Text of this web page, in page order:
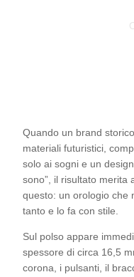
Quando un brand
materiali futuristici,
solo ai sogni e un
sono”, il risultato merita
questo: un orologio che
tanto e lo fa con stile.
Sul polso appare
spessore di circa 16,5
corona, i pulsanti, il